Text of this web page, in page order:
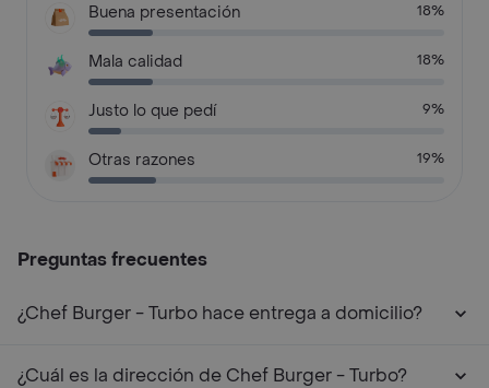
Buena presentación 18%
Mala calidad 18%
Justo lo que pedí 9%
Otras razones 19%
Preguntas frecuentes
¿Chef Burger - Turbo hace entrega a domicilio?
¿Cuál es la dirección de Chef Burger - Turbo?